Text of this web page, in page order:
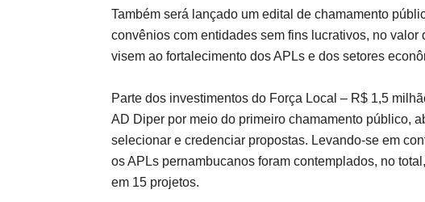
Também será lançado um edital de chamamento
convênios com entidades sem fins lucrativos, no
visem ao fortalecimento dos APLs e dos setores
Parte dos investimentos do Força Local – R$ 1,5
AD Diper por meio do primeiro chamamento público,
selecionar e credenciar propostas. Levando-se em
os APLs pernambucanos foram contemplados, no
em 15 projetos.